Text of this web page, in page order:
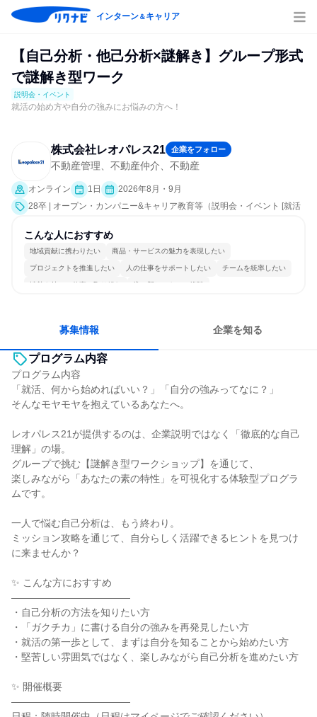
インターン＆キャリア
【自己分析・他己分析×謎解き】グループ形式
で謎解き型ワーク
説明会・イベント
就活の始め方や自分の強みにお悩みの方へ！
株式会社レオパレス21 企業をフォロー
不動産管理、不動産仲介、不動産
オンライン 1日
2026年8月・9月
28卒 | オープン・カンパニー&キャリア教育等（説明会・イベント [就活
こんな人におすすめ
地域貢献に携わりたい 商品・サービスの魅力を表現したい
プロジェクトを推進したい 人の仕事をサポートしたい チームを統率したい
情熱を持って仕事に取り組む 常に新しいものに挑戦
募集情報 企業を知る
プログラム内容
プログラム内容
「就活、何から始めればいい？」「自分の強みってなに？」
そんなモヤモヤを抱えているあなたへ。
レオパレス21が提供するのは、企業説明ではなく「徹底的な自己
理解」の場。
グループで挑む【謎解き型ワークショップ】を通じて、
楽しみながら「あなたの素の特性」を可視化する体験型プログラ
ムです。
一人で悩む自己分析は、もう終わり。
ミッション攻略を通じて、自分らしく活躍できるヒントを見つけ
に来ませんか？
✨ こんな方におすすめ
――――――――――――
・自己分析の方法を知りたい方
・「ガクチカ」に書ける自分の強みを再発見したい方
・就活の第一歩として、まずは自分を知ることから始めたい方
・堅苦しい雰囲気ではなく、楽しみながら自己分析を進めたい方
✨ 開催概要
――――――――――――